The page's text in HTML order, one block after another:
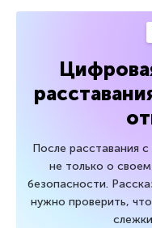
После расставания
не только о
безопасности.
нужно проверить,